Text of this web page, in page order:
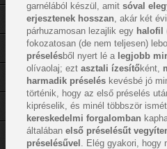
garnélából készül, amit sóval
erjesztenek hosszan, akár két
párhuzamosan lezajlik egy halofil
fokozatosan (de nem teljesen)
préselésből nyert lé a legjobb
olívaolaj; ezt asztali ízesítőként,
harmadik préselés kevésbé jó
történik, hogy az első préselés
kipréselik, és minél többször
kereskedelmi forgalomban
általában első préselésűt
préselésűvel . Elég gyakori, hogy